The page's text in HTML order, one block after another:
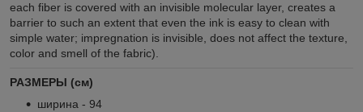
each fiber is covered with an invisible molecular layer, creates a
barrier to such an extent that even the ink is easy to clean with
simple water; impregnation is invisible, does not affect the texture,
color and smell of the fabric).
РАЗМЕРЫ (см)
ширина - 94